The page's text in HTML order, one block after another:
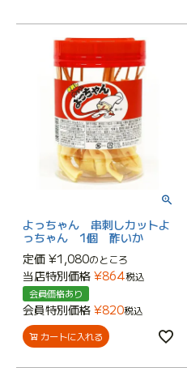
よっちゃん 串刺しカットよ
っちゃん 1個 酢いか
定価 ¥1,080のところ
当店特別価格 ¥864税込
会員価格あり
会員特別価格 ¥820税込
カートに入れる